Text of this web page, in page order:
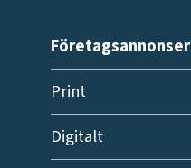
Företagsannonser
Print
Digitalt